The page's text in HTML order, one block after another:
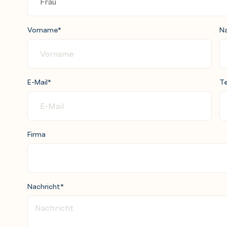
apps in Power Apps
features
Pages
Vorname*
E-Mail*
Firma
Nachricht*